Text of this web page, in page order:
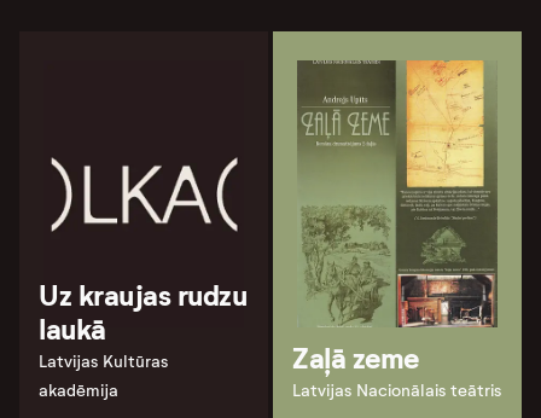
Uz kraujas rudzu
laukā
Latvijas Kultūras
akadēmija
Zaļā zeme
Latvijas Nacionālais teātris